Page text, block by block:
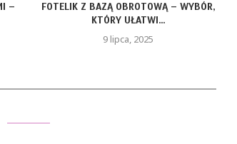
FOTELIK Z BAZĄ OBROTOWĄ – WYBÓR,
KTÓRY UŁATWI...
9 lipca, 2025